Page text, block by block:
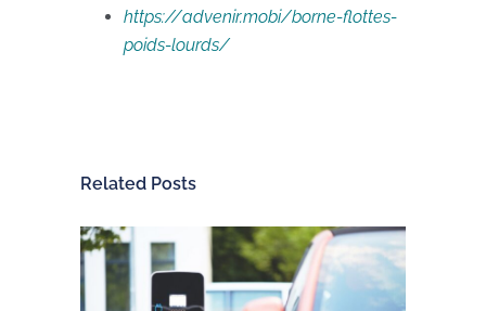
https://advenir.mobi/borne-flottes-
poids-lourds/
Related Posts